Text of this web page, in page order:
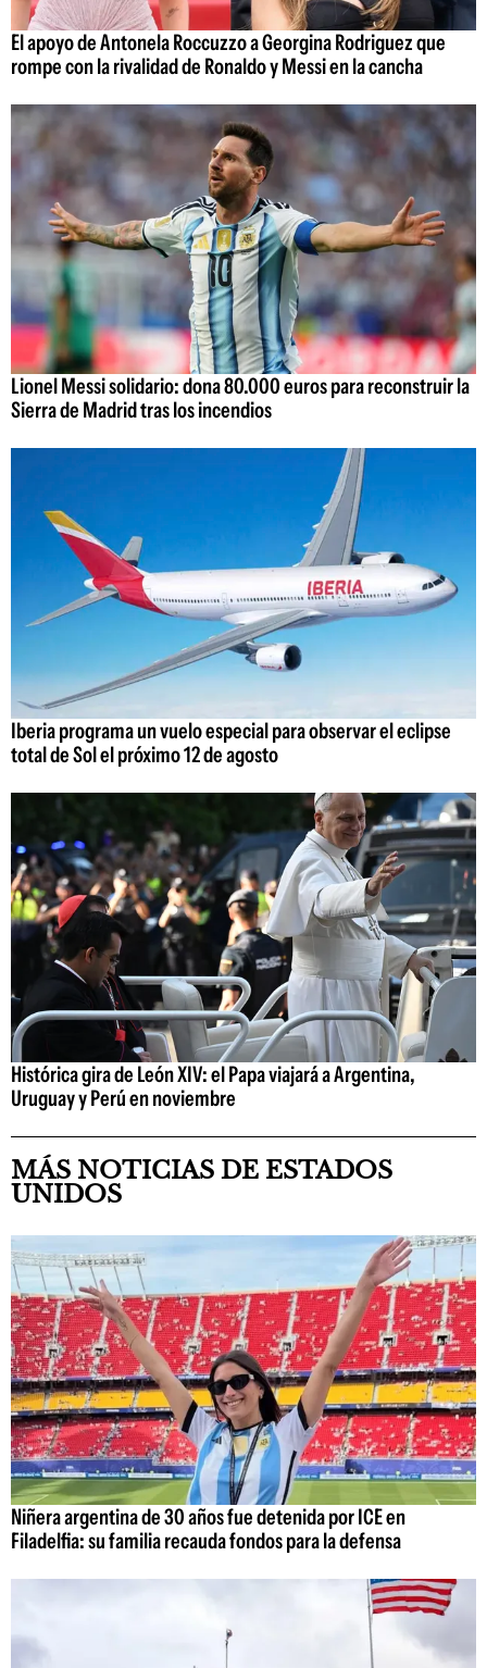
El apoyo de Antonela Roccuzzo a Georgina Rodriguez que
rompe con la rivalidad de Ronaldo y Messi en la cancha
Lionel Messi solidario: dona 80.000 euros para reconstruir la
Sierra de Madrid tras los incendios
Iberia programa un vuelo especial para observar el eclipse
total de Sol el próximo 12 de agosto
Histórica gira de León XIV: el Papa viajará a Argentina,
Uruguay y Perú en noviembre
MÁS NOTICIAS DE ESTADOS
UNIDOS
Niñera argentina de 30 años fue detenida por ICE en
Filadelfia: su familia recauda fondos para la defensa